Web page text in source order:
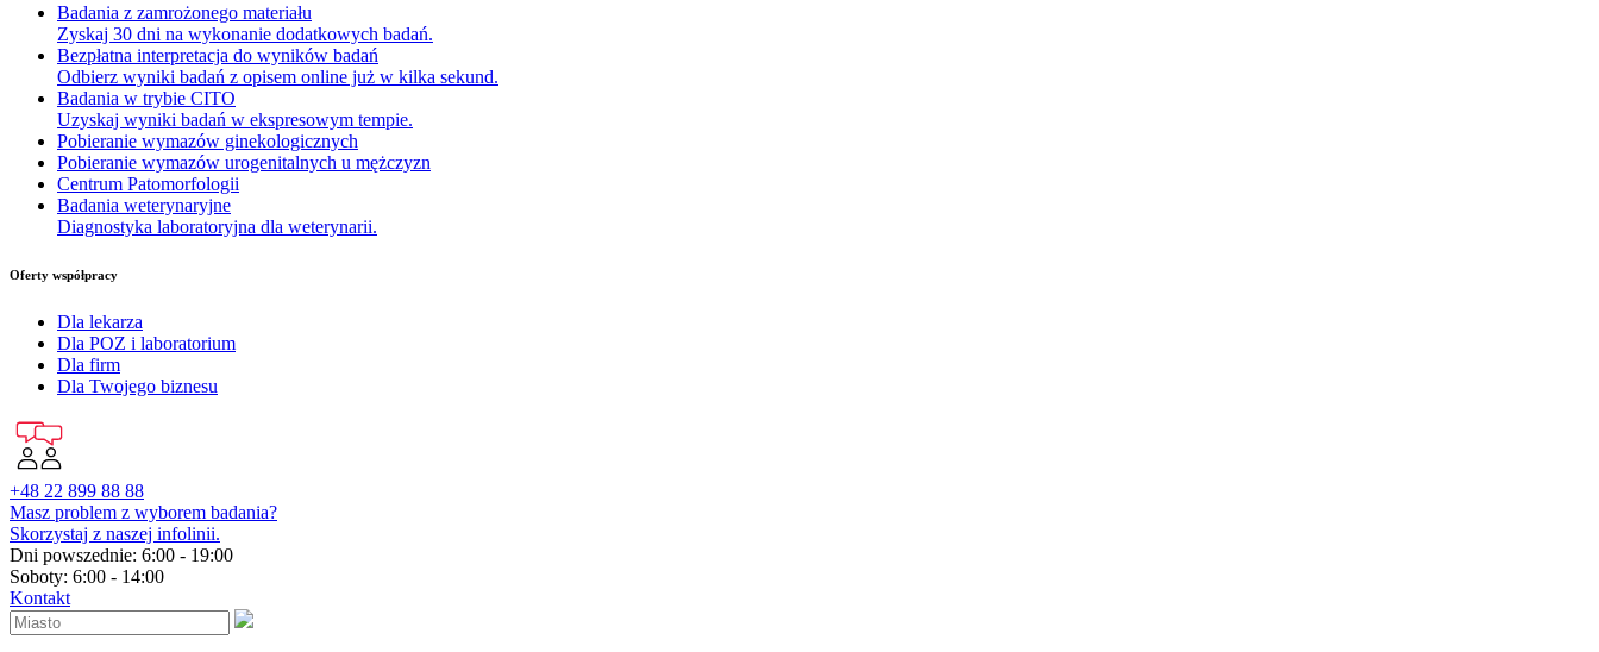
Badania z zamrożonego materiału
Zyskaj 30 dni na wykonanie dodatkowych badań.
Bezpłatna interpretacja do wyników badań
Odbierz wyniki badań z opisem online już w kilka sekund.
Badania w trybie CITO
Uzyskaj wyniki badań w ekspresowym tempie.
Pobieranie wymazów ginekologicznych
Pobieranie wymazów urogenitalnych u mężczyzn
Centrum Patomorfologii
Badania weterynaryjne
Diagnostyka laboratoryjna dla weterynarii.
Oferty współpracy
Dla lekarza
Dla POZ i laboratorium
Dla firm
Dla Twojego biznesu
+48 22 899 88 88
Masz problem z wyborem badania?
Skorzystaj z naszej infolinii.
Dni powszednie: 6:00 - 19:00
Soboty: 6:00 - 14:00
Kontakt